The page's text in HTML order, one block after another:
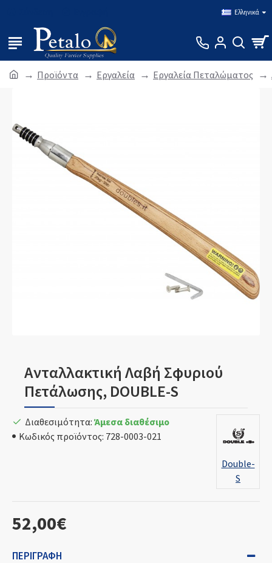
Ελληνικά
Προϊόντα Εργαλεία Εργαλεία Πεταλώματος
Ανταλλακτική Λαβή Σφυριού
Πετάλωσης, DOUBLE-S
52,00€
Διαθεσιμότητα: Άμεσα διαθέσιμο
Κωδικός προϊόντος: 728-0003-021
Double-
S
ΠΕΡΙΓΡΑΦΉ